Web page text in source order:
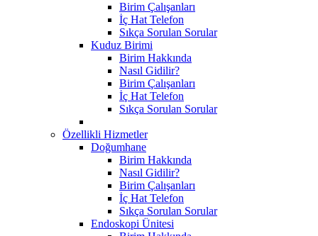
Birim Çalışanları
İç Hat Telefon
Sıkça Sorulan Sorular
Kuduz Birimi
Birim Hakkında
Nasıl Gidilir?
Birim Çalışanları
İç Hat Telefon
Sıkça Sorulan Sorular
Özellikli Hizmetler
Doğumhane
Birim Hakkında
Nasıl Gidilir?
Birim Çalışanları
İç Hat Telefon
Sıkça Sorulan Sorular
Endoskopi Ünitesi